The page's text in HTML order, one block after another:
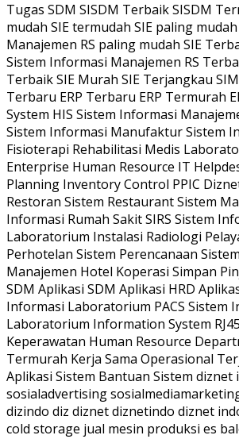
Tugas SDM SISDM Terbaik SISDM
mudah SIE termudah SIE paling
Manajemen RS paling mudah SIE
Sistem Informasi Manajemen RS
Terbaik SIE Murah SIE Terjangkau
Terbaru ERP Terbaru ERP Termurah
System HIS Sistem Informasi
Sistem Informasi Manufaktur Sistem
Fisioterapi Rehabilitasi Medis
Enterprise Human Resource IT
Planning Inventory Control PPIC
Restoran Sistem Restaurant Sistem
Informasi Rumah Sakit SIRS Sistem
Laboratorium Instalasi Radiologi
Perhotelan Sistem Perencanaan
Manajemen Hotel Koperasi Simpan
SDM Aplikasi SDM Aplikasi HRD
Informasi Laboratorium PACS Sistem
Laboratorium Information System
Keperawatan Human Resource
Termurah Kerja Sama Operasional
Aplikasi Sistem Bantuan Sistem
sosialadvertising
dizindo diz diznet diznetindo diznet
cold storage jual mesin produksi es